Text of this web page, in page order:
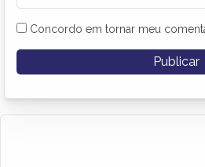
Concordo em tornar meu